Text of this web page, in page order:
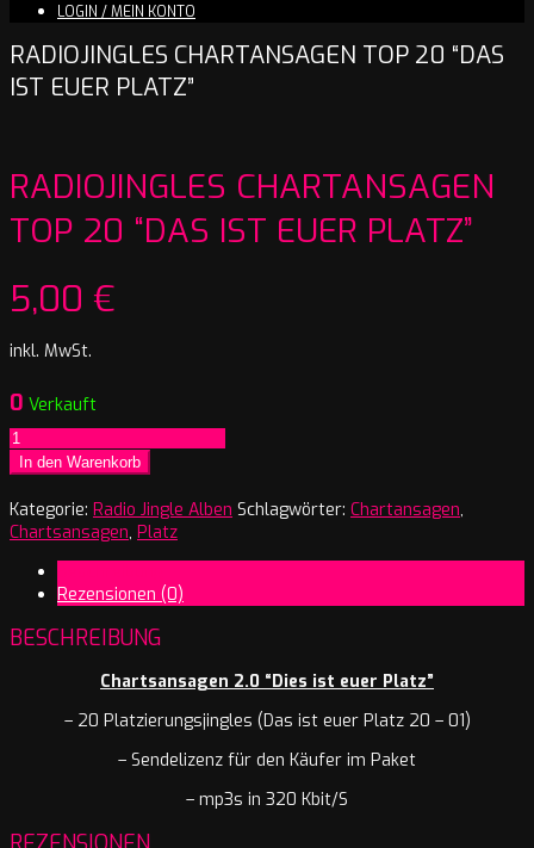
LOGIN / MEIN KONTO
RADIOJINGLES CHARTANSAGEN TOP 20 “DAS
IST EUER PLATZ”
RADIOJINGLES CHARTANSAGEN
TOP 20 “DAS IST EUER PLATZ”
5,00 €
inkl. MwSt.
0 Verkauft
Radiojingles
Chartansagen
Top
20
"Das
euer
Platz"
In den Warenkorb
Kategorie: Radio Jingle Alben Schlagwörter: Chartansagen,
Chartsansagen, Platz
Rezensionen (0)
BESCHREIBUNG
Chartsansagen 2.0 “Dies ist euer Platz”
– 20 Platzierungsjingles (Das ist euer Platz 20 – 01)
– Sendelizenz für den Käufer im Paket
– mp3s in 320 Kbit/S